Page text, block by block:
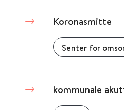
Koronasmitte
kommunale